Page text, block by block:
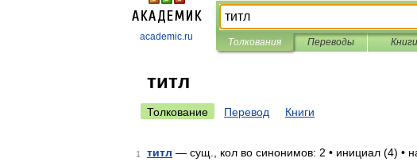
academic.ru Толкования Переводы Книги
титл
Толкование Перевод Книги
1 титл — сущ., кол во синонимов: 2 • инициал (4) •